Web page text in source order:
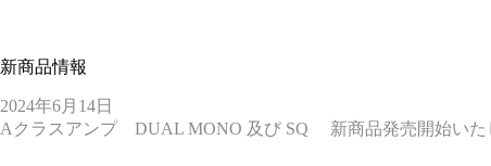
新商品情報
2024年6月14日
Aクラスアンプ DUAL MONO 及び SQ 新商品発売開始い